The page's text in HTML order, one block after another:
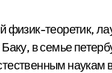
теоретик,
в семье
наукам